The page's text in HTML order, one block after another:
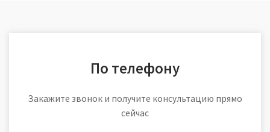
По телефону
Закажите звонок и получите консультацию прямо
сейчас